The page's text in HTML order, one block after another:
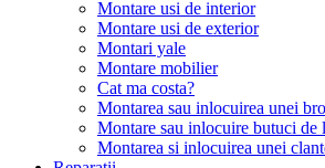
Montare usi de interior
Montare usi de exterior
Montari yale
Montare mobilier
Cat ma costa?
Montarea sau inlocuirea unei
Montare sau inlocuire butuci de
Montarea si inlocuirea unei